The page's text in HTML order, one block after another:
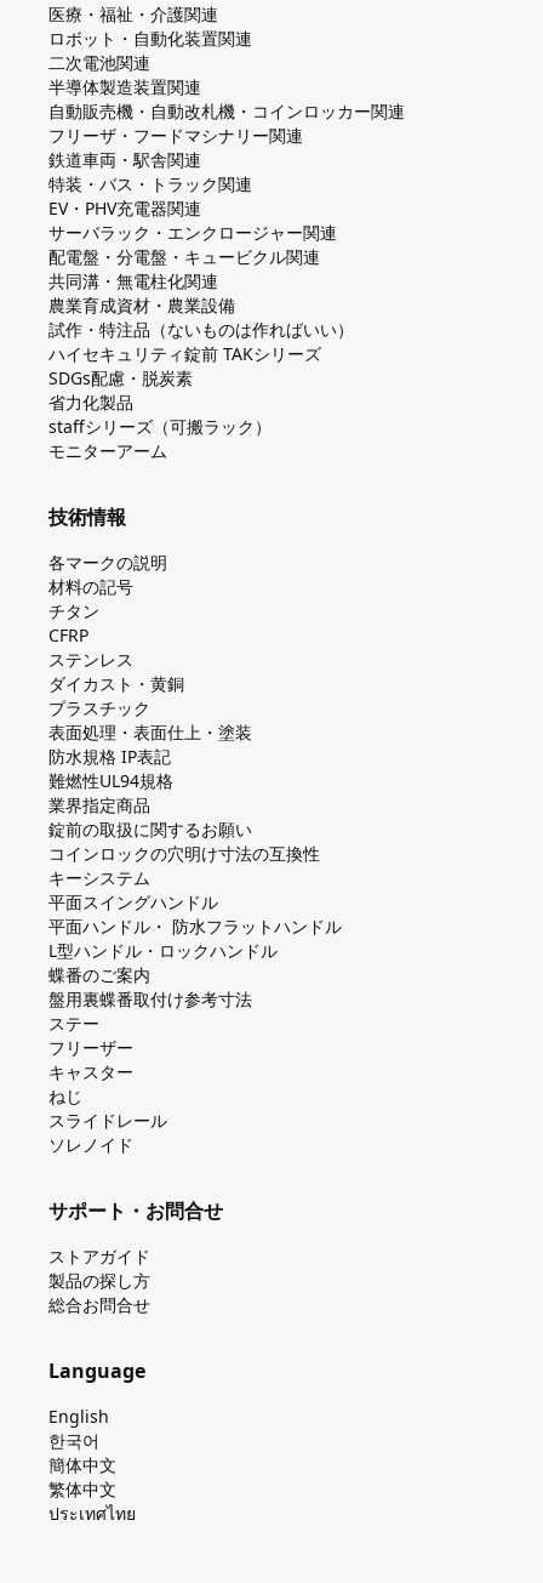
医療・福祉・介護関連
ロボット・自動化装置関連
二次電池関連
半導体製造装置関連
自動販売機・自動改札機・コインロッカー関連
フリーザ・フードマシナリー関連
鉄道車両・駅舎関連
特装・バス・トラック関連
EV・PHV充電器関連
サーバラック・エンクロージャー関連
配電盤・分電盤・キュービクル関連
共同溝・無電柱化関連
農業育成資材・農業設備
試作・特注品（ないものは作ればいい）
ハイセキュリティ錠前 TAKシリーズ
SDGs配慮・脱炭素
省力化製品
staffシリーズ（可搬ラック）
モニターアーム
技術情報
各マークの説明
材料の記号
チタン
CFRP
ステンレス
ダイカスト・⻩銅
プラスチック
表面処理・表面仕上・塗装
防⽔規格 IP表記
難燃性UL94規格
業界指定商品
錠前の取扱に関するお願い
コインロックの⽳明け⼨法の互換性
キーシステム
平⾯スイングハンドル
平⾯ハンドル・ 防⽔フラットハンドル
L型ハンドル・ロックハンドル
蝶番のご案内
盤⽤裏蝶番取付け参考⼨法
ステー
フリーザー
キャスター
ねじ
スライドレール
ソレノイド
サポート・お問合せ
ストアガイド
製品の探し⽅
総合お問合せ
Language
English
한국어
簡体中文
繁体中文
ประเทศไทย